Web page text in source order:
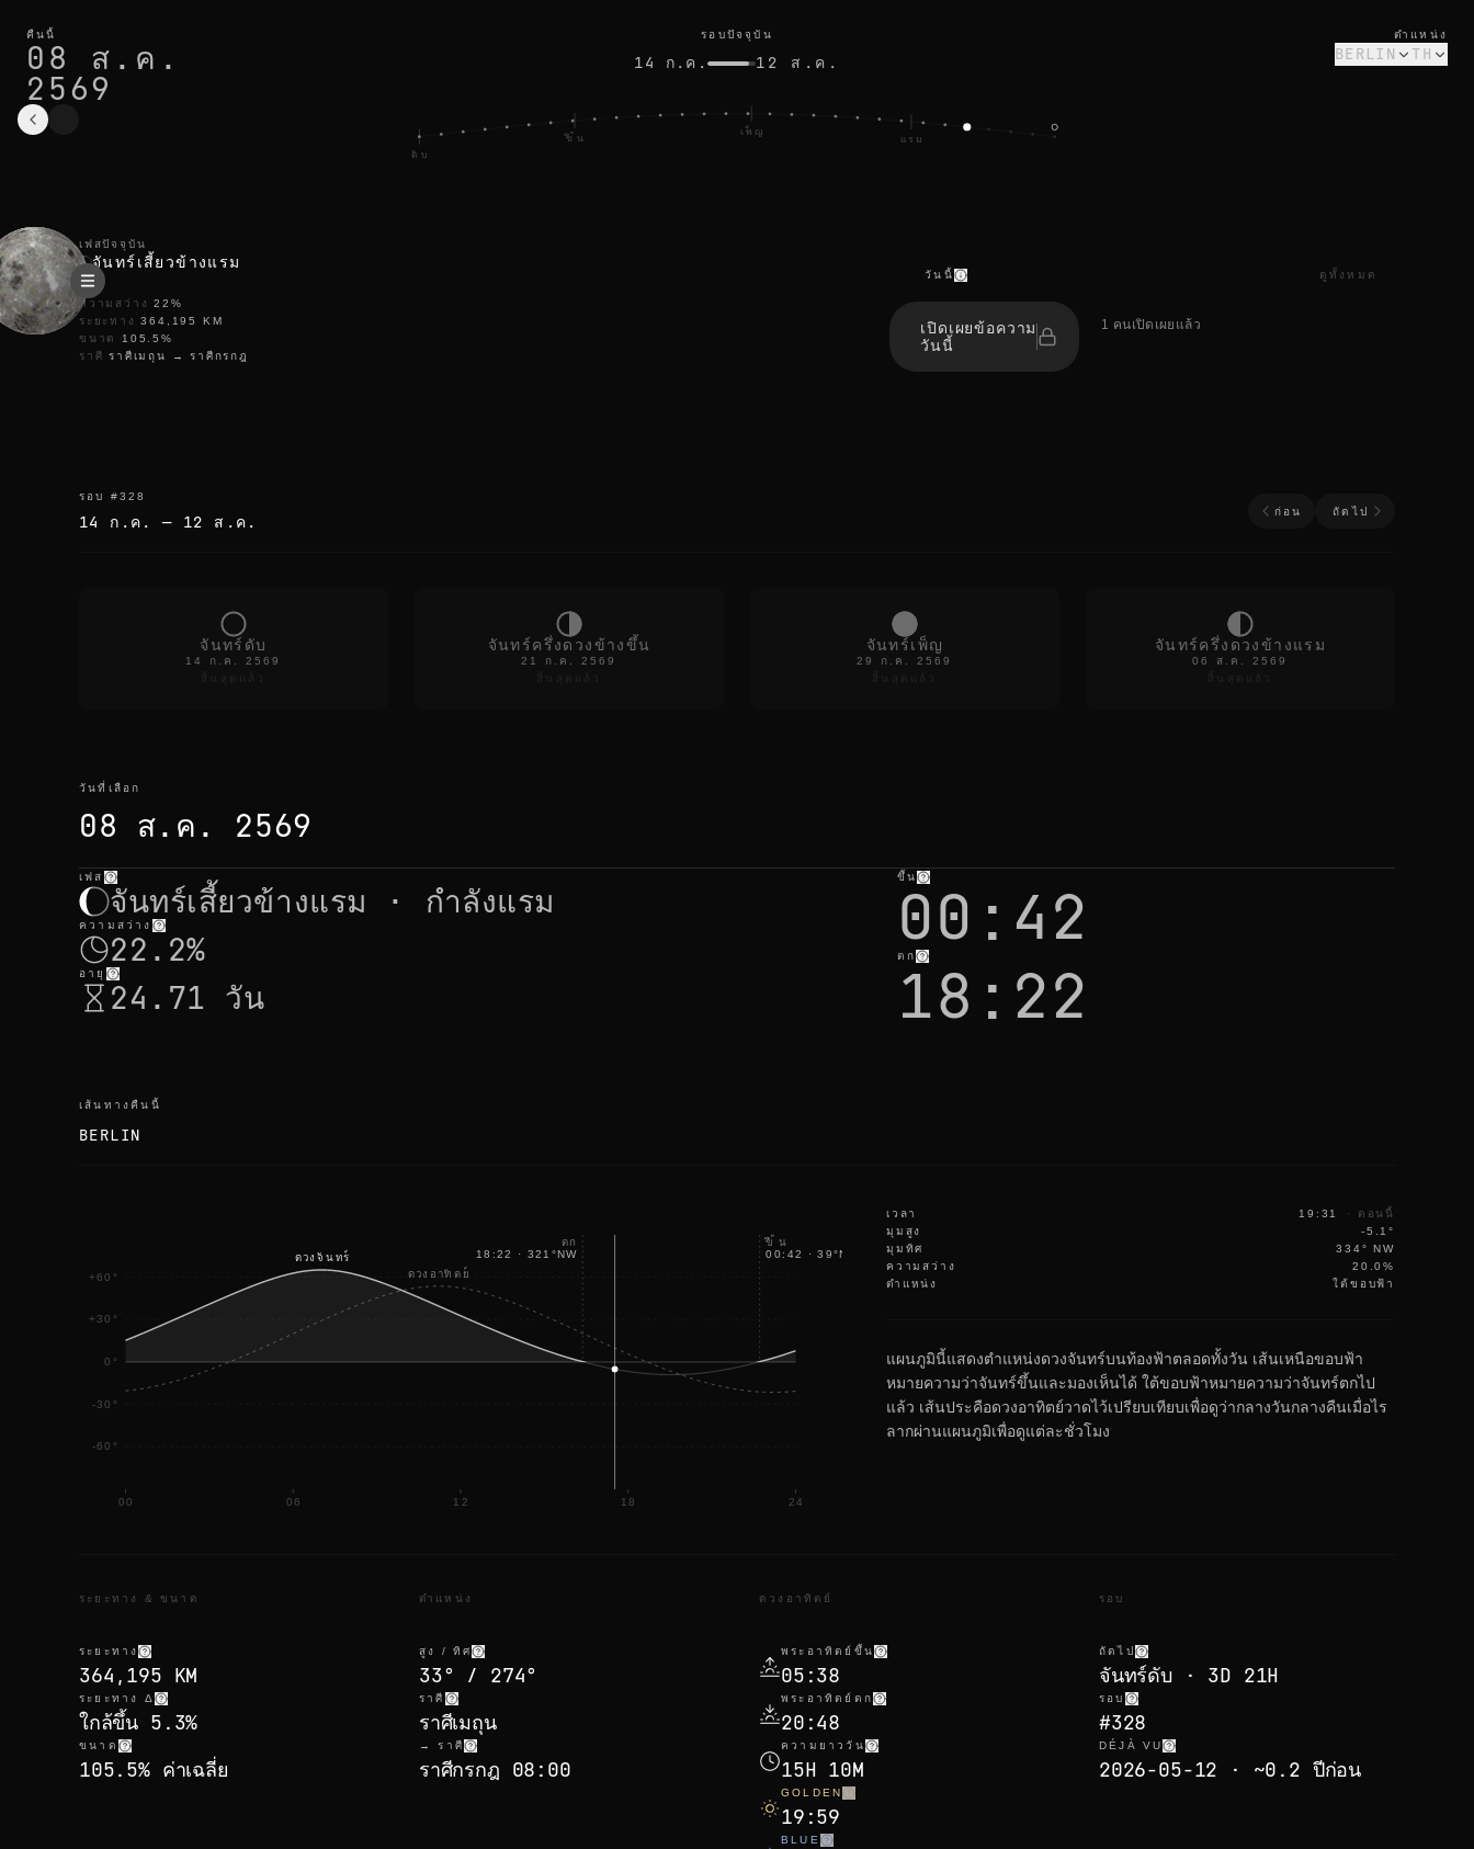
ตำแหน่ง
BERLIN TH
คืนนี้
08 ส.ค.
2569
รอบปัจจุบัน
14 ก.ค. 12 ส.ค.
ดับ
ขึ้น เพ็ญ
แรม
เฟสปัจจุบัน
จันทร์เสี้ยวข้างแรม
ความสว่าง 22 %
ระยะทาง
364,195
KM
ขนาด
105.5%
ราศี ราศีเมถุน →ราศีกรกฎ
วันนี้ ดูทั้งหมด
t
h
e
l
o
r
s
e
d
s
เปิดเผยข้อความ
วันนี้
1 คนเปิดเผยแล้ว
รอบ #328
14 ก.ค. — 12 ส.ค.
ก่อน ถัดไป
จันทร์ดับ
14 ก.ค. 2569
จันทร์ครึ่งดวงข้างขึ้น
21 ก.ค. 2569
จันทร์เพ็ญ
29 ก.ค. 2569
จันทร์ครึ่งดวงข้างแรม
06 ส.ค. 2569
วันที่เลือก
08 ส.ค. 2569
วันที่เลือก แสง,ตำแหน่ง
เฟส
จันทร์เสี้ยวข้างแรม · กำลังแรม
ความสว่าง
22.2%
อายุ
24.71 วัน
ขึ้น
00:42
ตก
18:22
เส้นทางคืนนี้
BERLIN
+60°
+30°
0°
-30°
-60°
00 06 12 18 24
ดวงจันทร์
ดวงอาทิตย์
ขึ้น
00:42 · 39°NE
ตก
18:22
· 321 °NW
เวลา 19:31 ·
ตอนนี้
มุมสูง
-5.1°
มุมทิศ
334° NW
ความสว่าง
20.0%
ตำแหน่ง
ใต้ขอบฟ้า
แผนภูมินี้แสดงตำแหน่งดวงจันทร์บนท้องฟ้าตลอดทั้งวัน เส้นเหนือขอบฟ้า
หมายความว่าจันทร์ขึ้นและมองเห็นได้ ใต้ขอบฟ้าหมายความว่าจันทร์ตกไป
แล้ว เส้นประคือดวงอาทิตย์วาดไว้เปรียบเทียบเพื่อดูว่ากลางวันกลางคืนเมื่อไร
ลากผ่านแผนภูมิเพื่อดูแต่ละชั่วโมง
ระยะทาง & ขนาด
ระยะทาง
364,195 KM
ระยะทาง Δ
ใกล้ขึ้น 5.3%
ขนาด
105.5% ค่าเฉลี่ย
ตำแหน่ง
สูง / ทิศ
33° / 274°
ราศี
ราศีเมถุน
→ ราศี
ราศีกรกฎ 08:00
ดวงอาทิตย์
พระอาทิตย์ขึ้น
05:38
พระอาทิตย์ตก
20:48
ความยาววัน
15H 10M
GOLDEN
19:59
BLUE
รอบ
ถัดไป
จันทร์ดับ · 3D 21H
รอบ
#328
DÉJÀ VU
2026-05-12 · ~0.2 ปีก่อน